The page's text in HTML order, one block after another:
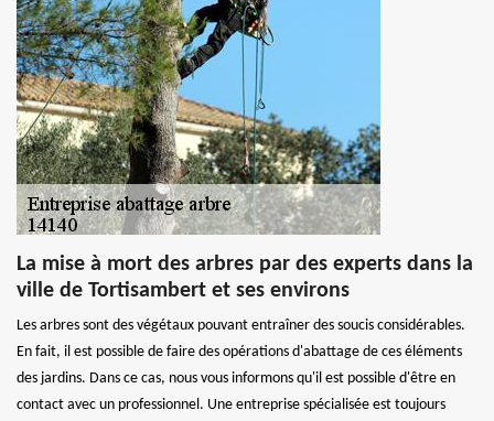
La mise à mort des arbres par des experts dans la
ville de Tortisambert et ses environs
Les arbres sont des végétaux pouvant entraîner des soucis considérables.
En fait, il est possible de faire des opérations d'abattage de ces éléments
des jardins. Dans ce cas, nous vous informons qu'il est possible d'être en
contact avec un professionnel. Une entreprise spécialisée est toujours